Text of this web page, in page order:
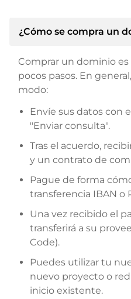
¿Cómo se compra un
Comprar un dominio
pocos pasos. En
modo:
Envíe sus datos con
"Enviar consulta".
Tras el acuerdo,
y un contrato de
Pague de forma
transferencia IBAN o
Una vez recibido el
transferirá a su
Code).
Puedes utilizar tu
nuevo proyecto o
inicio existente.